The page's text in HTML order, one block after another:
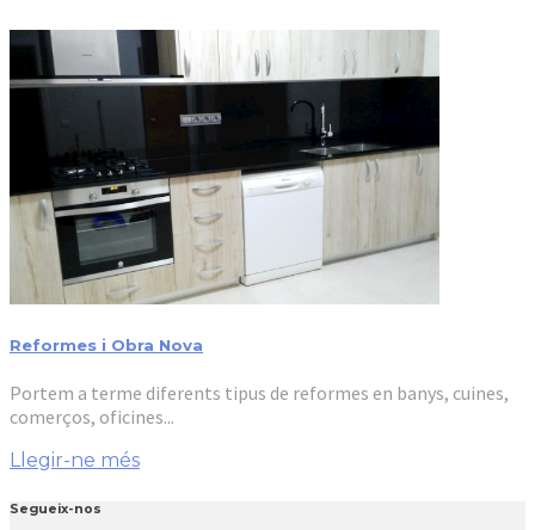
Reformes i Obra Nova
Portem a terme diferents tipus de reformes en banys, cuines,
comerços, oficines...
Llegir-ne més
Segueix-nos